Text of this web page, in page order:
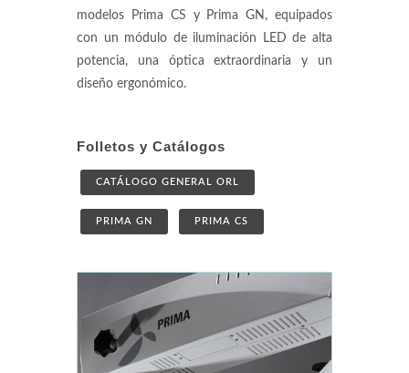
modelos Prima CS y Prima GN, equipados
con un módulo de iluminación LED de alta
potencia, una óptica extraordinaria y un
diseño ergonómico.
Folletos y Catálogos
CATÁLOGO GENERAL ORL
PRIMA GN PRIMA CS